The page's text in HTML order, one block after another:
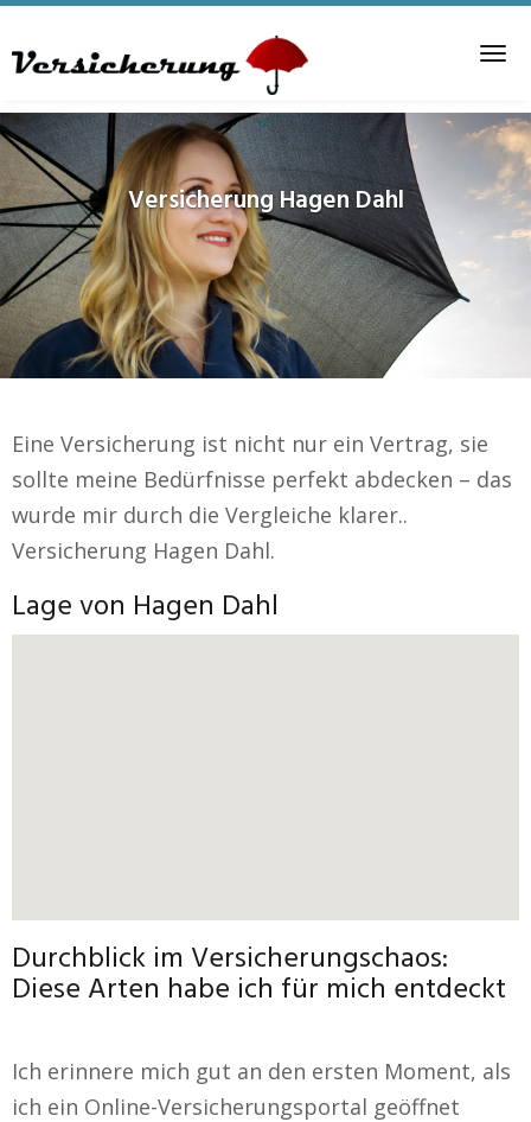
to
content
VersicherungHagen Dahl
Eine Versicherung ist nicht nur ein Vertrag, sie
sollte meine Bedürfnisse perfekt abdecken – das
wurde mir durch die Vergleiche klarer..
Versicherung Hagen Dahl.
Lage von Hagen Dahl
Durchblick im Versicherungschaos:
Diese Arten habe ich für mich entdeckt
Ich erinnere mich gut an den ersten Moment, als
ich ein Online-Versicherungsportal geöffnet